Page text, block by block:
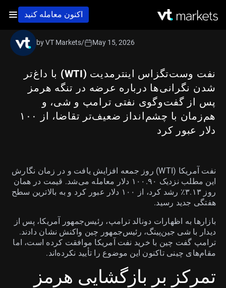
اکنون معامله کنید
نفت وست‌تگزاس اینترمدیت (WTI) با داغ‌تر
شدن نگرانی‌ها درباره عرضه در تنگه هرمز
پس از گفت‌وگوی نفتی ترامپ و شی، و
هم‌زمان با چشم‌انداز ضعیف‌تر تقاضا، از ۱۰۰
دلار عبور کرد
by VT Markets/ May 15, 2026
نفت آمریکا (WTI) روز جمعه افزایش یافت و در زمان نگارش
این مطلب نزدیک ۱۰۰.۹۰ دلار معامله می‌شد. قیمت در همان
روز ۳.۱۳٪ رشد کرد، از ۱۰۰ دلار عبور کرد و به بالاترین سطح
هفتگی جدید رسید.
بازارها به اظهارات دونالد ترامپ، رئیس‌جمهور آمریکا، پس از
دیدار با شی جین‌پینگ، رئیس‌جمهور چین واکنش نشان دادند.
ترامپ گفت چین با خرید نفت آمریکا موافقت کرده است، اما
مقام‌های چینی تاکنون این موضوع را تأیید نکرده‌اند.
تمرکز بر بازگشایی هرمز